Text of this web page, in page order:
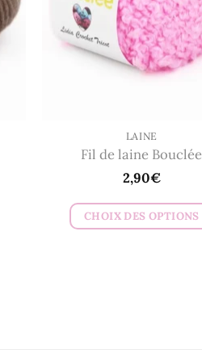
peuvent
être
choisies
sur
du
produit
LAINE
Fil de laine Bouclée
2,90€
CHOIX DES OPTIONS